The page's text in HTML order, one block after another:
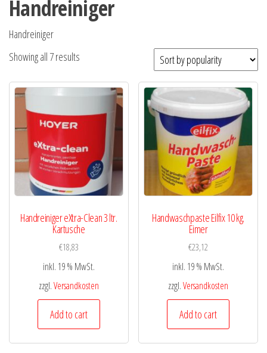
Handreiniger
Handreiniger
Showing all 7 results
Handreiniger eXtra-Clean 3 ltr.
Kartusche
€18,83
inkl. 19 % MwSt.
zzgl.Versandkosten
Add to cart
Handwaschpaste Eilfix 10 kg.
Eimer
€23,12
inkl. 19 % MwSt.
zzgl.Versandkosten
Add to cart